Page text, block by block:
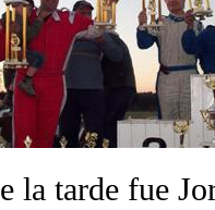
la tarde fue